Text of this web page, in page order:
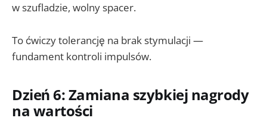
w szufladzie, wolny spacer.
To ćwiczy tolerancję na brak stymulacji —
fundament kontroli impulsów.
Dzień 6: Zamiana szybkiej nagrody
na wartości